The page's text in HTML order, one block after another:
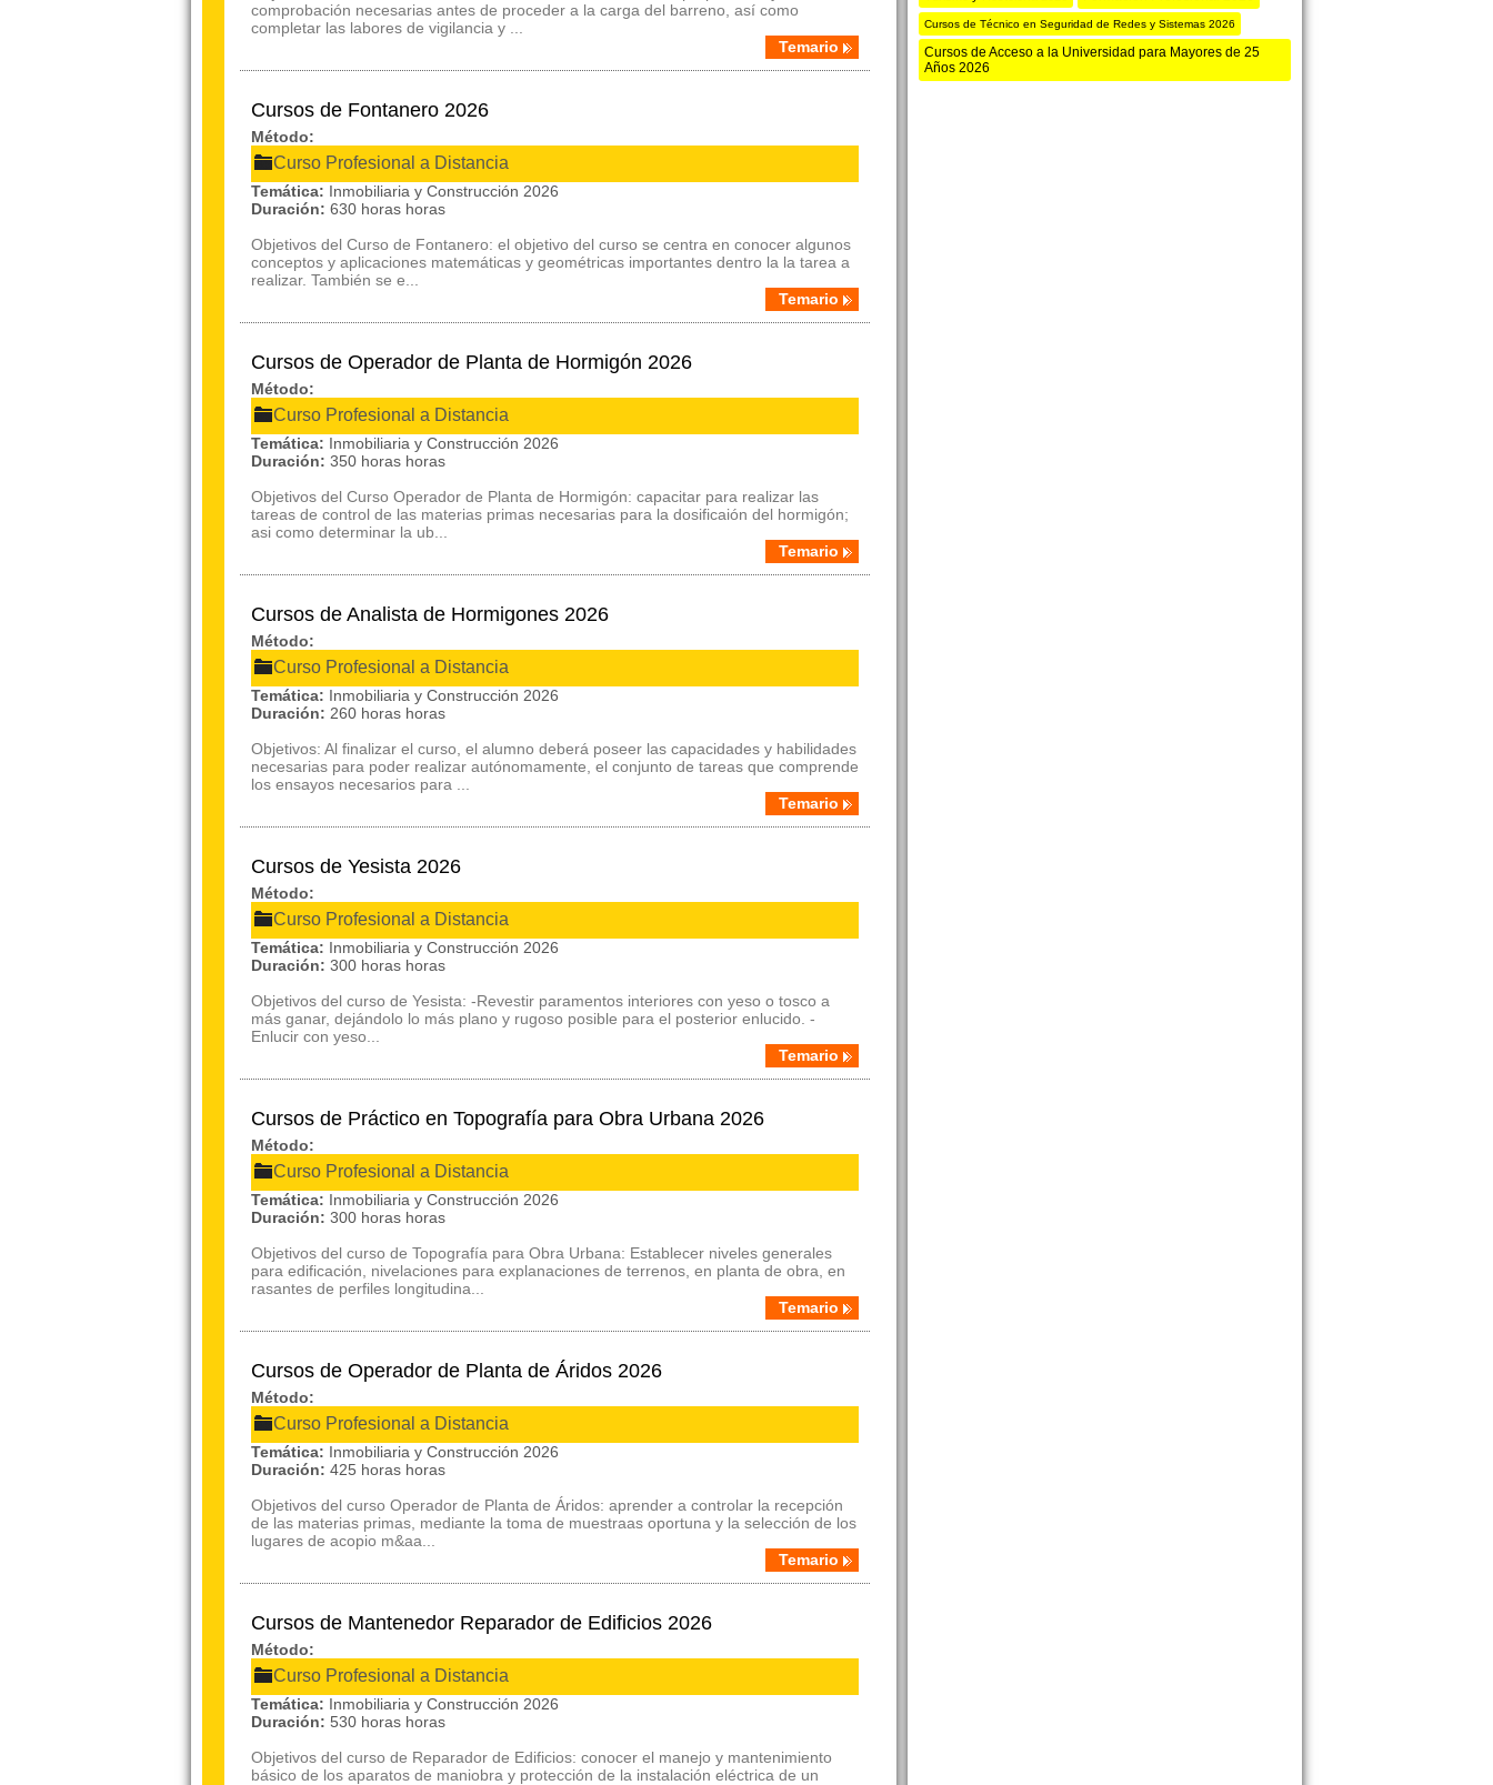
comprobación necesarias antes de proceder a la carga del barreno, así como
completar las labores de vigilancia y ...
Temario
Cursos de Fontanero 2026
Método:
Curso Profesional a Distancia
Temática: Inmobiliaria y Construcción 2026
Duración: 630 horas horas
Objetivos del Curso de Fontanero: el objetivo del curso se centra en conocer algunos
conceptos y aplicaciones matemáticas y geométricas importantes dentro la la tarea a
realizar. También se e...
Temario
Cursos de Operador de Planta de Hormigón 2026
Método:
Curso Profesional a Distancia
Temática: Inmobiliaria y Construcción 2026
Duración: 350 horas horas
Objetivos del Curso Operador de Planta de Hormigón: capacitar para realizar las
tareas de control de las materias primas necesarias para la dosificaión del hormigón;
asi como determinar la ub...
Temario
Cursos de Analista de Hormigones 2026
Método:
Curso Profesional a Distancia
Temática: Inmobiliaria y Construcción 2026
Duración: 260 horas horas
Objetivos: Al finalizar el curso, el alumno deberá poseer las capacidades y habilidades
necesarias para poder realizar autónomamente, el conjunto de tareas que comprende
los ensayos necesarios para ...
Temario
Cursos de Yesista 2026
Método:
Curso Profesional a Distancia
Temática: Inmobiliaria y Construcción 2026
Duración: 300 horas horas
Objetivos del curso de Yesista: -Revestir paramentos interiores con yeso o tosco a
más ganar, dejándolo lo más plano y rugoso posible para el posterior enlucido. -
Enlucir con yeso...
Temario
Cursos de Práctico en Topografía para Obra Urbana 2026
Método:
Curso Profesional a Distancia
Temática: Inmobiliaria y Construcción 2026
Duración: 300 horas horas
Objetivos del curso de Topografía para Obra Urbana: Establecer niveles generales
para edificación, nivelaciones para explanaciones de terrenos, en planta de obra, en
rasantes de perfiles longitudina...
Temario
Cursos de Operador de Planta de Áridos 2026
Método:
Curso Profesional a Distancia
Temática: Inmobiliaria y Construcción 2026
Duración: 425 horas horas
Objetivos del curso Operador de Planta de Áridos: aprender a controlar la recepción
de las materias primas, mediante la toma de muestraas oportuna y la selección de los
lugares de acopio m&aa...
Temario
Cursos de Mantenedor Reparador de Edificios 2026
Método:
Curso Profesional a Distancia
Temática: Inmobiliaria y Construcción 2026
Duración: 530 horas horas
Objetivos del curso de Reparador de Edificios: conocer el manejo y mantenimiento
básico de los aparatos de maniobra y protección de la instalación eléctrica de un
Cursos de Técnico en Seguridad de Redes y Sistemas 2026
Cursos de Acceso a la Universidad para Mayores de 25
Años 2026